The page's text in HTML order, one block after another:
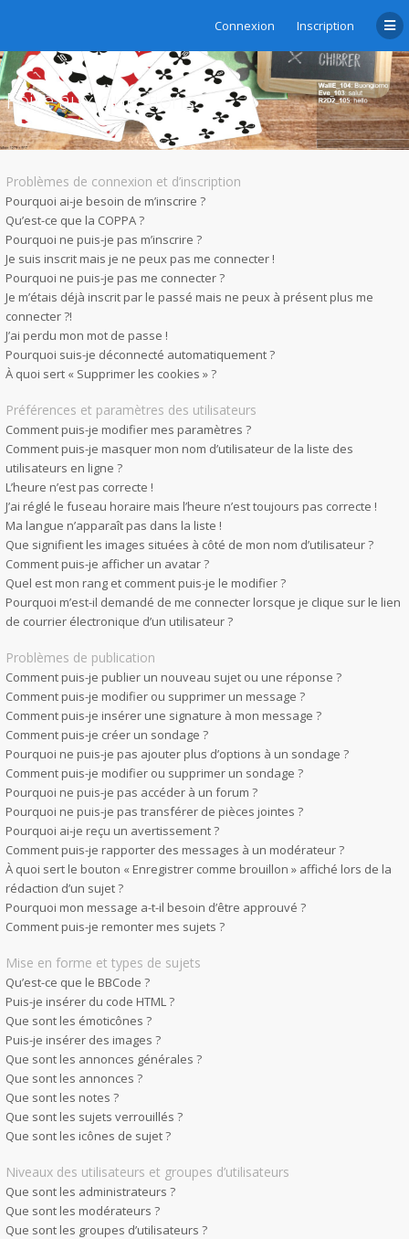
Connexion Inscription
Foire aux questions
Problèmes de connexion et d’inscription
Pourquoi ai-je besoin de m’inscrire ?
Qu’est-ce que la COPPA ?
Pourquoi ne puis-je pas m’inscrire ?
Je suis inscrit mais je ne peux pas me connecter !
Pourquoi ne puis-je pas me connecter ?
Je m’étais déjà inscrit par le passé mais ne peux à présent plus me
connecter ?!
J’ai perdu mon mot de passe !
Pourquoi suis-je déconnecté automatiquement ?
À quoi sert « Supprimer les cookies » ?
Préférences et paramètres des utilisateurs
Comment puis-je modifier mes paramètres ?
Comment puis-je masquer mon nom d’utilisateur de la liste des
utilisateurs en ligne ?
L’heure n’est pas correcte !
J’ai réglé le fuseau horaire mais l’heure n’est toujours pas correcte !
Ma langue n’apparaît pas dans la liste !
Que signifient les images situées à côté de mon nom d’utilisateur ?
Comment puis-je afficher un avatar ?
Quel est mon rang et comment puis-je le modifier ?
Pourquoi m’est-il demandé de me connecter lorsque je clique sur le lien
de courrier électronique d’un utilisateur ?
Problèmes de publication
Comment puis-je publier un nouveau sujet ou une réponse ?
Comment puis-je modifier ou supprimer un message ?
Comment puis-je insérer une signature à mon message ?
Comment puis-je créer un sondage ?
Pourquoi ne puis-je pas ajouter plus d’options à un sondage ?
Comment puis-je modifier ou supprimer un sondage ?
Pourquoi ne puis-je pas accéder à un forum ?
Pourquoi ne puis-je pas transférer de pièces jointes ?
Pourquoi ai-je reçu un avertissement ?
Comment puis-je rapporter des messages à un modérateur ?
À quoi sert le bouton « Enregistrer comme brouillon » affiché lors de la
rédaction d’un sujet ?
Pourquoi mon message a-t-il besoin d’être approuvé ?
Comment puis-je remonter mes sujets ?
Mise en forme et types de sujets
Qu’est-ce que le BBCode ?
Puis-je insérer du code HTML ?
Que sont les émoticônes ?
Puis-je insérer des images ?
Que sont les annonces générales ?
Que sont les annonces ?
Que sont les notes ?
Que sont les sujets verrouillés ?
Que sont les icônes de sujet ?
Niveaux des utilisateurs et groupes d’utilisateurs
Que sont les administrateurs ?
Que sont les modérateurs ?
Que sont les groupes d’utilisateurs ?